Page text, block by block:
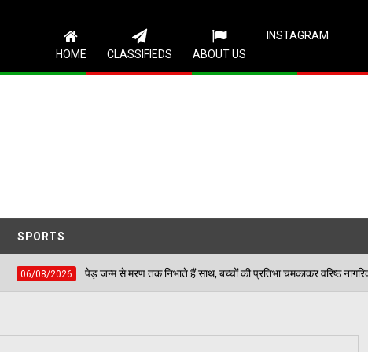
HOME CLASSIFIEDS ABOUT US
INSTAGRAM
SPORTS
पेड़ जन्म से मरण तक निभाते हैं साथ, बच्चों की प्रतिभा चमकाकर वरिष्ठ नागरिकों ने दिया पर्यावरण